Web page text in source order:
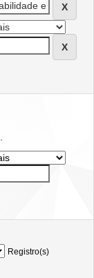
Registro(s)